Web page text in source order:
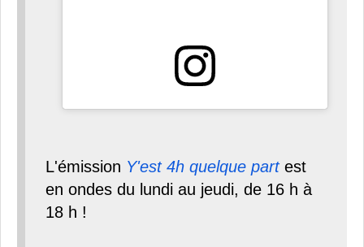
L'émission Y'est 4h quelque partest
en ondes du lundi au jeudi, de 16 h à
18 h !